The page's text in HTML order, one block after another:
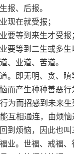
、后报。
在就受报；
等到来生才受报；
等到二生或多生
业道、苦道。
即无明、贪、瞋
产生种种善恶行
而招感到未来生
互相通连，由烦
到烦恼，因此也叫
。世福、戒福、